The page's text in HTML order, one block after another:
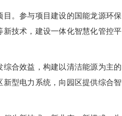
。参与项目建设的国能龙源环保
技术，建设一体化智慧化管控平
合效益，构建以清洁能源为主的
型电力系统，向园区提供综合智